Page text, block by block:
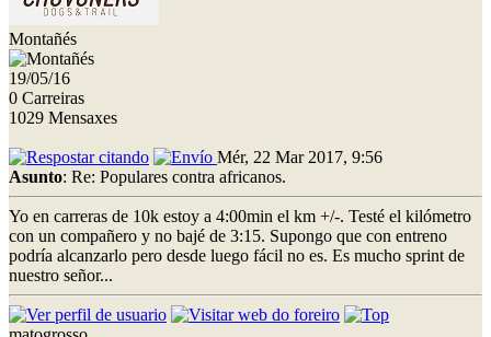
Montañés
19/05/16
0 Carreiras
1029 Mensaxes
Mér, 22 Mar 2017, 9:56
Asunto: Re: Populares contra africanos.
Yo en carreras de 10k estoy a 4:00min el km +/-. Testé el kilómetro
con un compañero y no bajé de 3:15. Supongo que con entreno
podría alcanzarlo pero desde luego fácil no es. Es mucho sprint de
nuestro señor...